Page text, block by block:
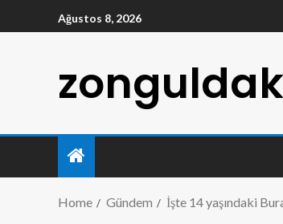
Ağustos 8, 2026
Home Gündem İşte 14 yaşındaki